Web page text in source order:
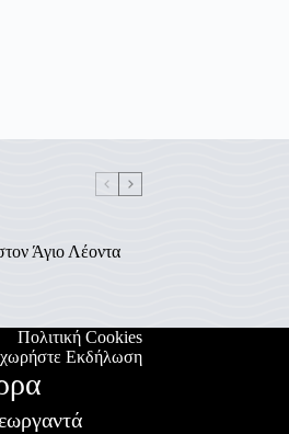
Άγιο Λέοντα
Πολιτική Cookies
Εκδήλωση